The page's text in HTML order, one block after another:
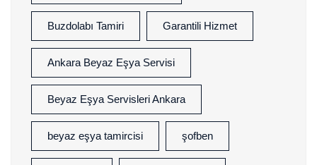
Buzdolabı Tamiri Garantili Hizmet
Ankara Beyaz Eşya Servisi
Beyaz Eşya Servisleri Ankara
beyaz eşya tamircisi şofben